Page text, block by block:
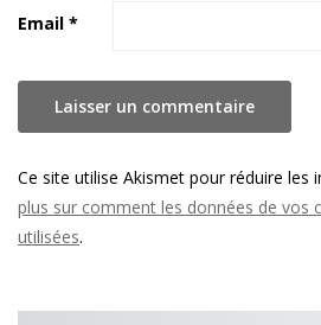
Email *
Ce site utilise Akismet pour réduire les
plus sur comment les données de vos
utilisées.